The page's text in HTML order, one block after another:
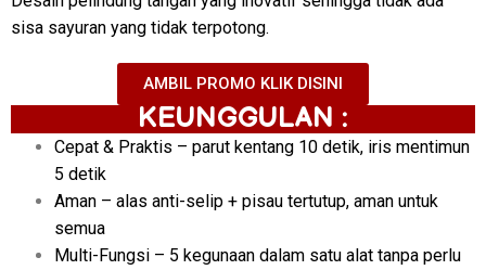
sisa sayuran yang tidak terpotong.
AMBIL PROMO KLIK DISINI
KEUNGGULAN :
Cepat & Praktis – parut kentang 10 detik, iris mentimun
5 detik
Aman – alas anti-selip + pisau tertutup, aman untuk
semua
Multi-Fungsi – 5 kegunaan dalam satu alat tanpa perlu